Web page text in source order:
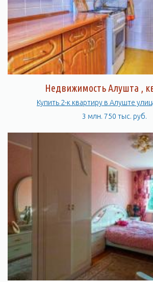
Здесь есть все необходимое для того,
с удовольствием и насладиться
Недвижимость Алушта ,
Купить 2-к квартиру в Алуште
3 млн. 750 тыс. руб.